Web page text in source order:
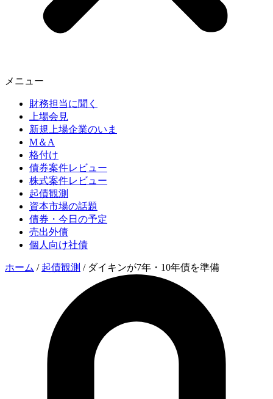
メニュー
財務担当に聞く
上場会見
新規上場企業のいま
M＆A
格付け
債券案件レビュー
株式案件レビュー
起債観測
資本市場の話題
債券・今日の予定
売出外債
個人向け社債
ホーム / 起債観測 / ダイキンが7年・10年債を準備